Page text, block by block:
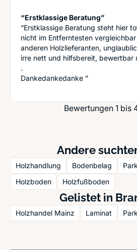
“Erstklassige Beratung”
“Erstklassige Beratung steht hier
nicht im Entferntesten
anderen Holzlieferanten,
irre nett und hilfsbereit, bewertbar
.
Dankedankedanke ”
Bewertungen 1 bis
Andere
Holzhandlung Bodenbelag
Holzboden
Holzfußboden
Gelistet in
Holzhandel Mainz Laminat